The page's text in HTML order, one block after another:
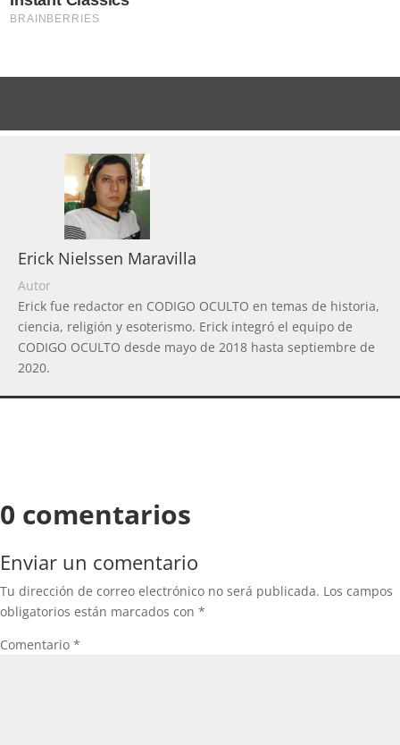
Erick Nielssen Maravilla
Autor
Erick fue redactor en CODIGO OCULTO en temas de historia,
ciencia, religión y esoterismo. Erick integró el equipo de
CODIGO OCULTO desde mayo de 2018 hasta septiembre de
2020.
0 comentarios
Enviar un comentario
Tu dirección de correo electrónico no será publicada. Los campos
obligatorios están marcados con *
Comentario *